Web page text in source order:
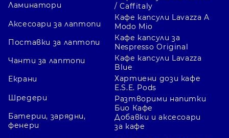
Ламинатори
Аксесоари за лаптопи
Поставки за лаптопи
Чанти за лаптопи
Екрани
Шредери
Батерии, зарядни,
фенери
/ Caffitaly
Кафе капсули Lavazza A
Modo Mio
Кафе капсули за
Nespresso Original
Кафе капсули Lavazza
Blue
Хартиени дози кафе
E.S.E. Pods
Разтворими напитки
Био Кафе
Добавки и аксесоари
за кафе